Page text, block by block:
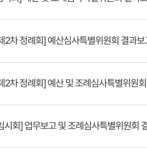
2차 정례회] 예산심사특별위원회 결과보
2차 정례회] 예산 및 조례심사특별위원
시회] 업무보고 및 조례심사특별위원회